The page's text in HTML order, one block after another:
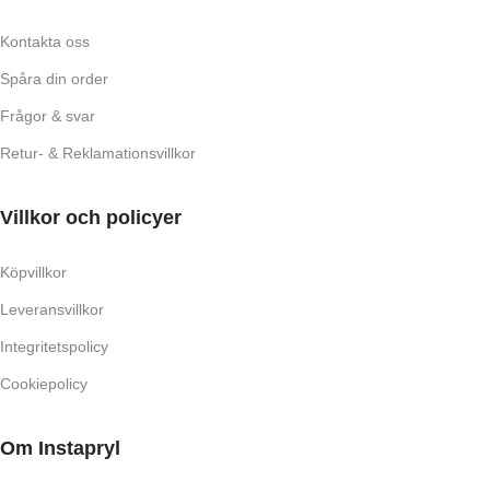
Kontakta oss
Spåra din order
Frågor & svar
Retur- & Reklamationsvillkor
Villkor och policyer
Köpvillkor
Leveransvillkor
Integritetspolicy
Cookiepolicy
Om Instapryl